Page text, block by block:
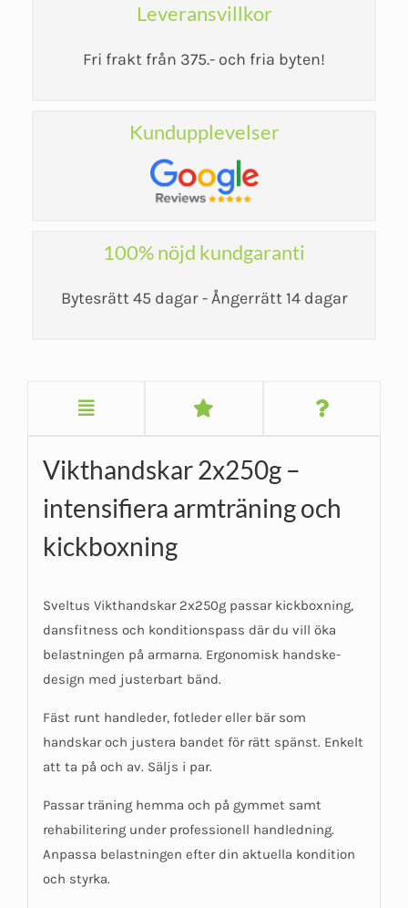
Leveransvillkor
Fri frakt från 375.- och fria byten!
Kundupplevelser
100% nöjd kundgaranti
Bytesrätt 45 dagar - Ångerrätt 14 dagar
Vikthandskar 2x250g –
intensifiera armträning och
kickboxning
Sveltus Vikthandskar 2x250g passar kickboxning,
dansfitness och konditionspass där du vill öka
belastningen på armarna. Ergonomisk handske-
design med justerbart bänd.
Fäst runt handleder, fotleder eller bär som
handskar och justera bandet för rätt spänst. Enkelt
att ta på och av. Säljs i par.
Passar träning hemma och på gymmet samt
rehabilitering under professionell handledning.
Anpassa belastningen efter din aktuella kondition
och styrka.